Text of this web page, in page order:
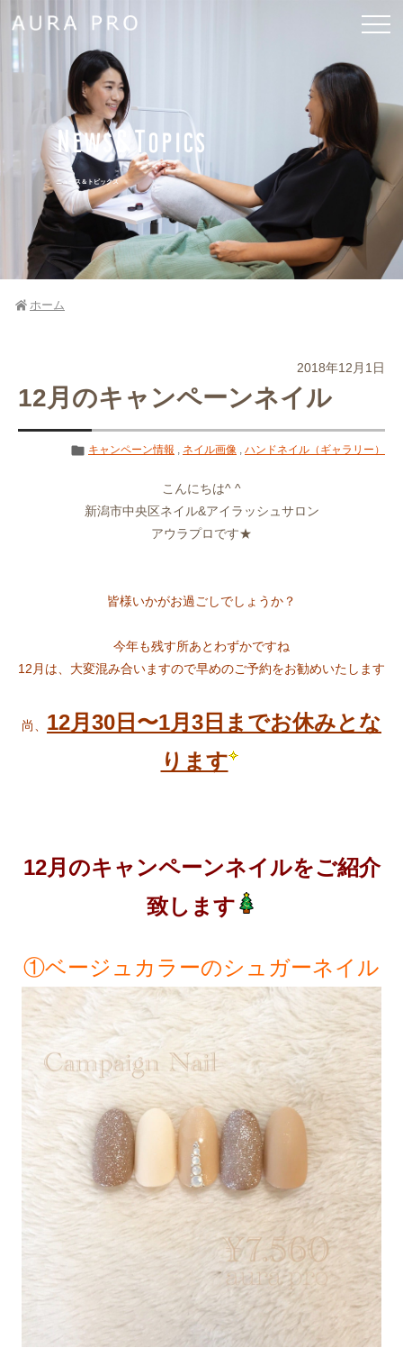
News&Topics
ニュース＆トピックス
ホーム
2018年12月1日
12月のキャンペーンネイル
キャンペーン情報 ネイル画像 ハンドネイル（ギャラリー）
こんにちは^ ^
新潟市中央区ネイル&アイラッシュサロン
アウラプロです★
皆様いかがお過ごしでしょうか？
今年も残す所あとわずかですね
12月は、大変混み合いますので早めのご予約をお勧めいたします
尚、 12月30日〜1月3日までお休みとな
ります
12月のキャンペーンネイルをご紹介
致します
①ベージュカラーのシュガーネイル